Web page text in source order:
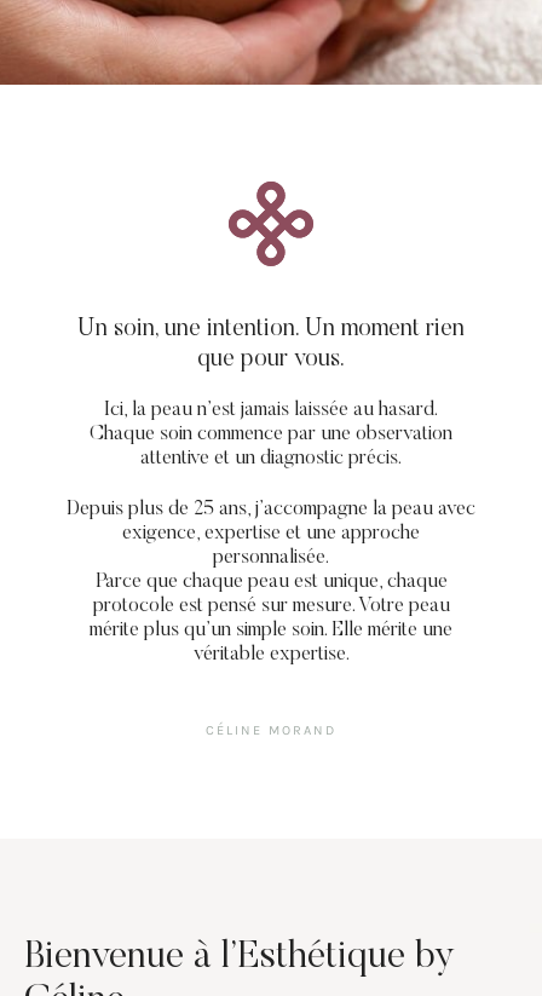
Un soin, une intention. Un moment rien
que pour vous.
Ici, la peau n’est jamais laissée au hasard.
Chaque soin commence par une observation
attentive et un diagnostic précis.
Depuis plus de 25 ans, j’accompagne la peau avec
exigence, expertise et une approche
personnalisée.
Parce que chaque peau est unique, chaque
protocole est pensé sur mesure. Votre peau
mérite plus qu’un simple soin. Elle mérite une
véritable expertise.
CÉLINE MORAND
Bienvenue à l’Esthétique by